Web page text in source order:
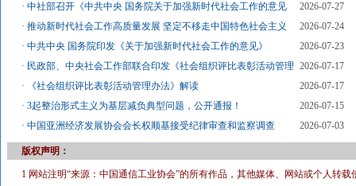
·中社部召开《中共中央 国务院关于加强新时代社会工作的意见
2026-07-27
·推动新时代社会工作高质量发展 坚定不移走中国特色社会主义
2026-07-24
·中共中央 国务院印发《关于加强新时代社会工作的意见》
2026-07-23
· 民政部、中央社会工作部联合印发《社会组织评比表彰活动管理
2026-07-17
·
《社会组织评比表彰活动管理办法》解读
2026-07-17
·3起整治形式主义为基层减负典型问题，公开通报！
2026-07-15
·中国亚洲经济发展协会会长权顺基接受纪律审查和监察调查 2026-07-03
版权声明：
1 网站注明“来源：中国通信工业协会”的所有作品，其他媒体、网站或个人转